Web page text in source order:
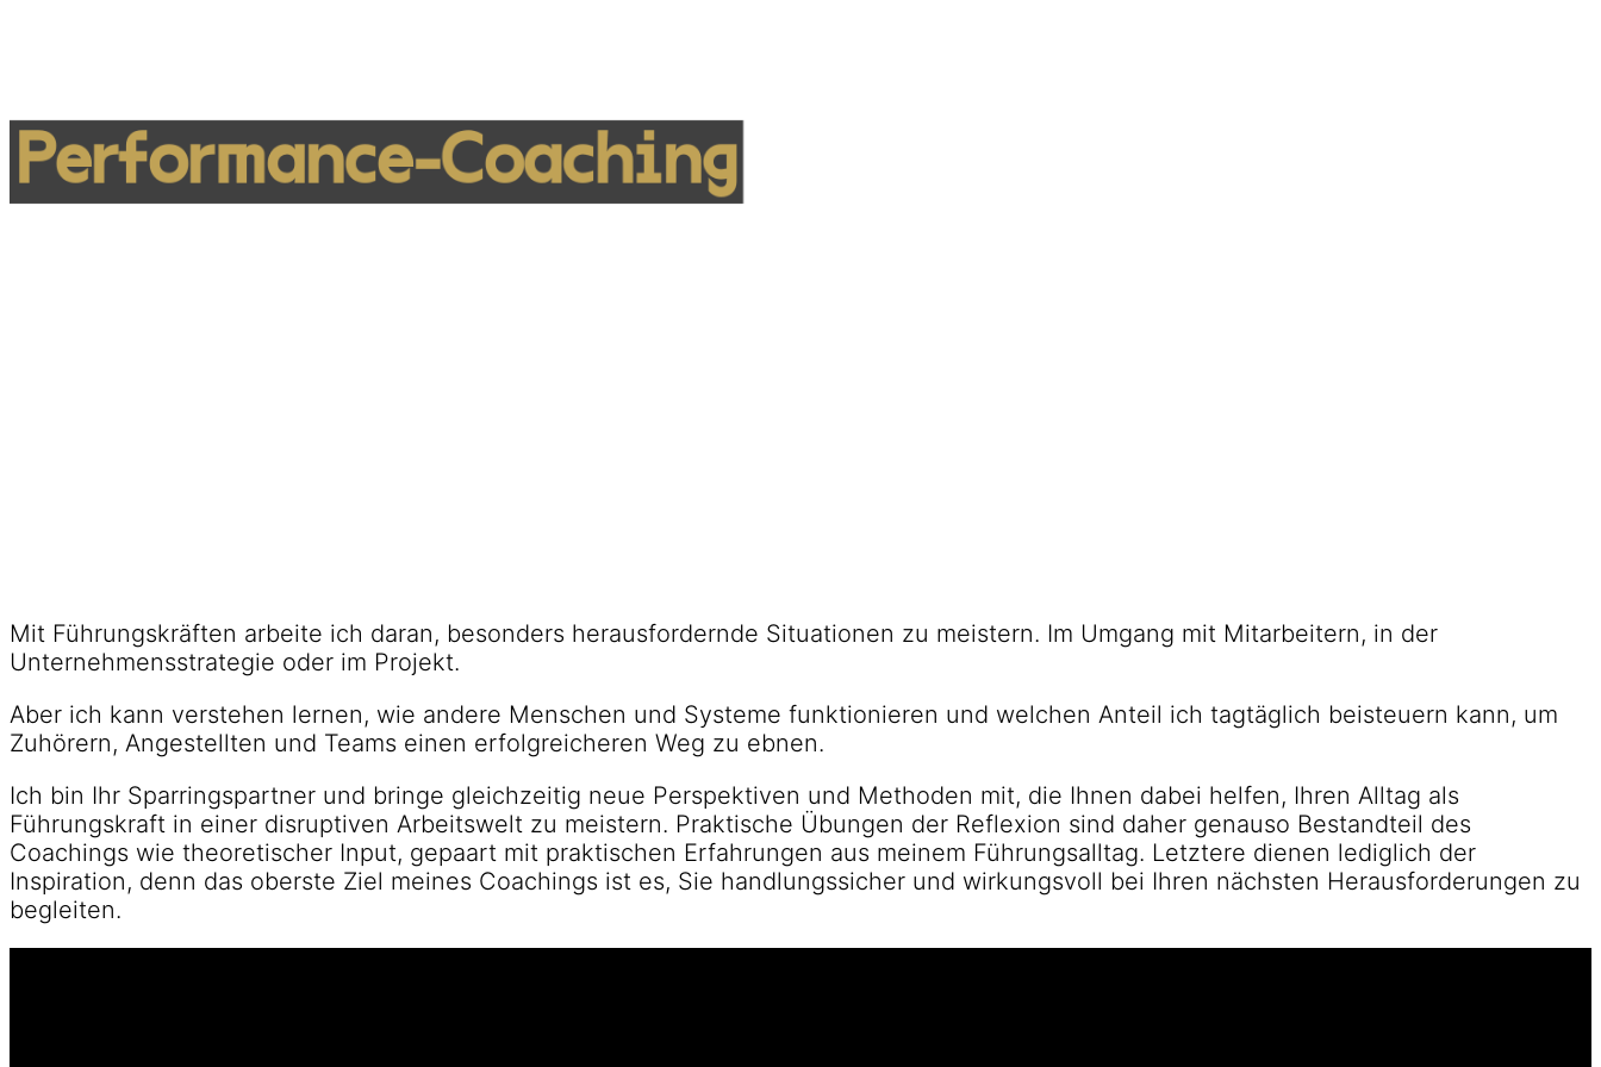
Performance-Coaching
Mit Führungskräften arbeite ich daran, besonders herausfordernde Situationen zu meistern. Im Umgang mit Mitarbeitern, in der
Unternehmensstrategie oder im Projekt.
Aber ich kann verstehen lernen, wie andere Menschen und Systeme funktionieren und welchen Anteil ich tagtäglich beisteuern kann, um
Zuhörern, Angestellten und Teams einen erfolgreicheren Weg zu ebnen.
Ich bin Ihr Sparringspartner und bringe gleichzeitig neue Perspektiven und Methoden mit, die Ihnen dabei helfen, Ihren Alltag als
Führungskraft in einer disruptiven Arbeitswelt zu meistern. Praktische Übungen der Reflexion sind daher genauso Bestandteil des
Coachings wie theoretischer Input, gepaart mit praktischen Erfahrungen aus meinem Führungsalltag. Letztere dienen lediglich der
Inspiration, denn das oberste Ziel meines Coachings ist es, Sie handlungssicher und wirkungsvoll bei Ihren nächsten Herausforderungen zu
begleiten.